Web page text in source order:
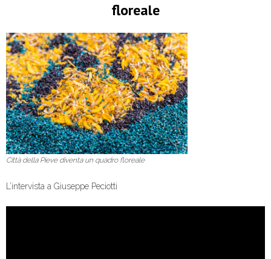
floreale
Città della Pieve diventa un quadro floreale
L’intervista a Giuseppe Peciotti